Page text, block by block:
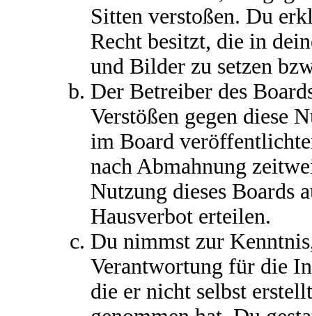
Sitten verstoßen. Du
Recht besitzt, die in
und Bilder zu setzen
Der Betreiber des
Verstößen gegen diese
im Board
nach Abmahnung
Nutzung dieses Boards
Hausverbot erteilen.
Du nimmst zur
Verantwortung für die
die er nicht selbst